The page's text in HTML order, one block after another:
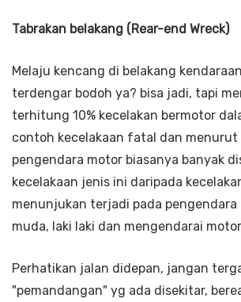
Tabrakan belakang (Rear-end Wreck)
Melaju kencang di belakang
terdengar bodoh ya? bisa jadi, tapi
terhitung 10% kecelakan bermotor
contoh kecelakaan fatal dan
pengendara motor biasanya banyak
kecelakaan jenis ini daripada
menunjukan terjadi pada pengendara
muda, laki laki dan mengendarai
Perhatikan jalan didepan, jangan
"pemandangan" yg ada disekitar,